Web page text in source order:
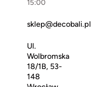
15:00
sklep@decobali.pl
Ul.
Wolbromska
18/1B, 53-
148